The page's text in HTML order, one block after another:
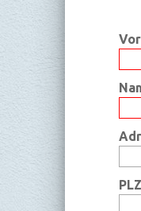
PLZ